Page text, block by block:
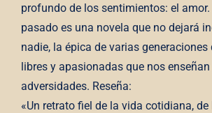
profundo de los sentimientos: el
pasado es una novela que no dejará
nadie, la épica de varias generaciones
libres y apasionadas que nos
adversidades. Reseña:
«Un retrato fiel de la vida cotidiana,